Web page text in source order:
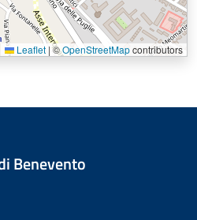
Leaflet |©OpenStreetMapcontributors
Benevento